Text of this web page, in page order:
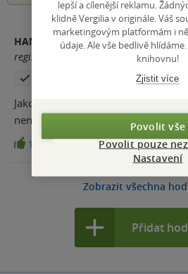
HANA KRAMÁŘOVÁ
registrovaný uživatel
Jako vždy: skvělý J. Oliver a navíc
nenáročné na suroviny a práci.
10 Kniha,
Zobrazit všechna
Přidat
lepší a cílenější reklamu.
klidně Vergilia v originále. Váš
marketingovým platformám i
údaje. Ale vše bedlivě
knihovnu!
Zjistit více
Povolit vše
Povolit pouze
Nastavení